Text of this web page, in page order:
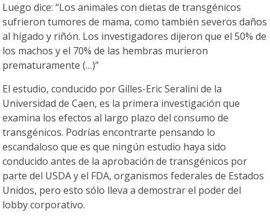
Luego dice: “Los animales con dietas de transgénicos
sufrieron tumores de mama, como también severos daños
al hígado y riñón. Los investigadores dijeron que el 50% de
los machos y el 70% de las hembras murieron
prematuramente (…)”
El estudio, conducido por Gilles-Eric Seralini de la
Universidad de Caen, es la primera investigación que
examina los efectos al largo plazo del consumo de
transgénicos. Podrías encontrarte pensando lo
escandaloso que es que ningún estudio haya sido
conducido antes de la aprobación de transgénicos por
parte del USDA y el FDA, organismos federales de Estados
Unidos, pero esto sólo lleva a demostrar el poder del
lobby corporativo.